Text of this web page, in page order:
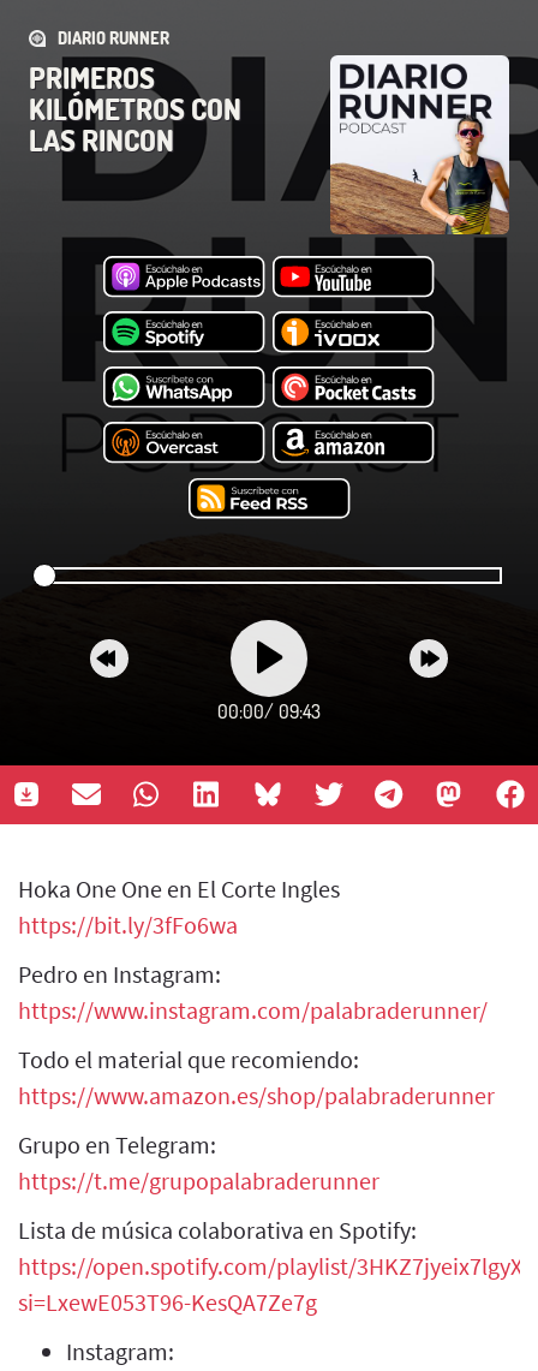
DIARIO RUNNER
PRIMEROS
KILÓMETROS CON
LAS RINCON
00:00/ 09:43
Hoka One One en El Corte Ingles
https://bit.ly/3fFo6wa
Pedro en Instagram:
https://www.instagram.com/palabraderunner/
Todo el material que recomiendo:
https://www.amazon.es/shop/palabraderunner
Grupo en Telegram:
https://t.me/grupopalabraderunner
Lista de música colaborativa en Spotify:
https://open.spotify.com/playlist/
si=LxewE053T96-KesQA7Ze7g
Instagram: